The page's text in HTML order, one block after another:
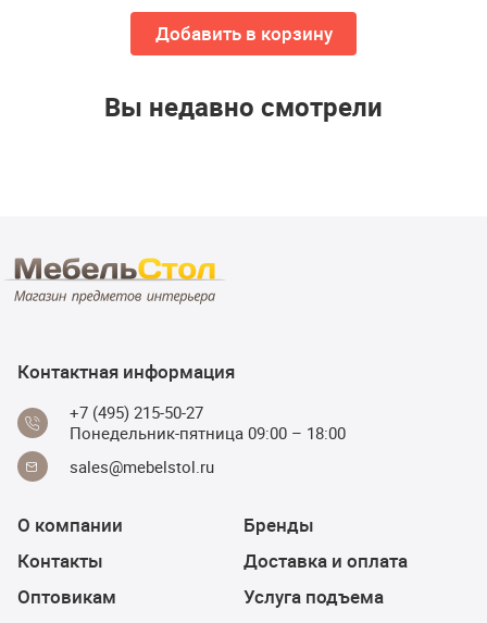
Добавить в корзину
Вы недавно смотрели
Контактная информация
+7 (495) 215-50-27
Понедельник-пятница 09:00 – 18:00
sales@mebelstol.ru
О компании
Контакты
Оптовикам
Бренды
Доставка и оплата
Услуга подъема